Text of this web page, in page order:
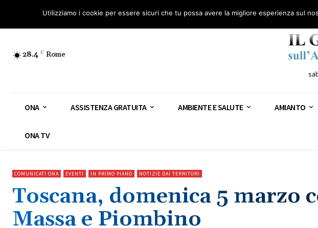
Osservatorio Nazionale Amianto: aderisci Diventa Guardia Nazionale Amianto – AGN Consulenza
28.4 C Rome
ONA ASSISTENZA GRATUITA AMBIENTE E SALUTE AMIANTO
ONA TV
COMUNICATI ONA EVENTI IN PRIMO PIANO NOTIZIE DAI TERRITORI
Toscana, domenica 5 marzo
Massa e Piombino
Utilizziamo i cookie per essere sicuri che tu possa avere la migliore esperienza sul